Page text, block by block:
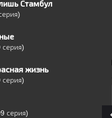
Стамбул
серия)
жизнь
серия)
серия)